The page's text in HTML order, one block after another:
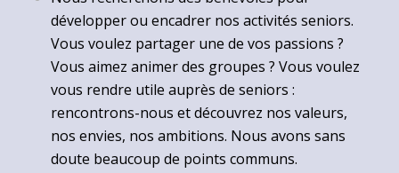
développer ou encadrer nos activités seniors.
Vous voulez partager une de vos passions ?
Vous aimez animer des groupes ? Vous voulez
vous rendre utile auprès de seniors :
rencontrons-nous et découvrez nos valeurs,
nos envies, nos ambitions. Nous avons sans
doute beaucoup de points communs.